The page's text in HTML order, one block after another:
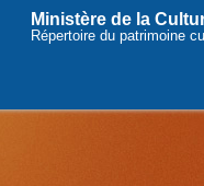
Ministère de la
Répertoire du patrimoine